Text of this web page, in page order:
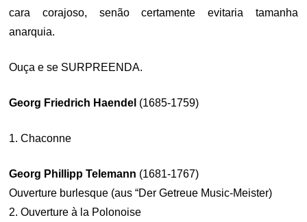
cara corajoso, senão certamente evitaria tamanha
anarquia.
Ouça e se SURPREENDA.
Georg Friedrich Haendel (1685-1759)
1. Chaconne
Georg Phillipp Telemann (1681-1767)
Ouverture burlesque (aus “Der Getreue Music-Meister)
2. Ouverture à la Polonoise